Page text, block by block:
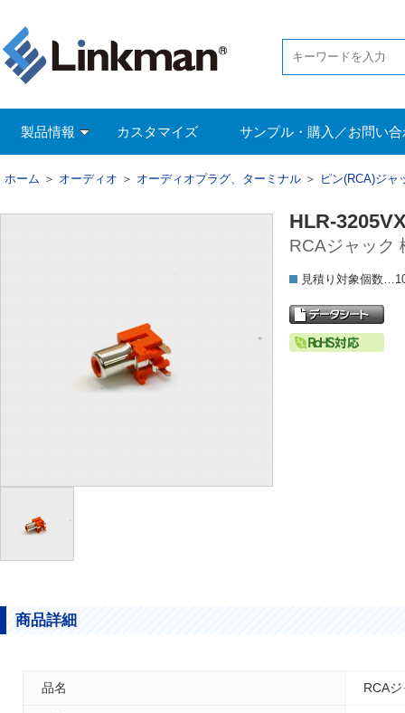
製品情報 カスタマイズ サンプル・購入／お問い
ホーム ＞ オーディオ ＞ オーディオプラグ、ターミナル ＞ ピン(RCA)ジャ
HLR-
RCAジャック
見積り対象個数
商品詳細
品名 RCA